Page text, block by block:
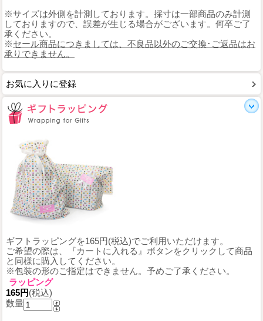
※サイズは外側を計測しております。採寸は一部商品のみ計測
しておりますので、誤差が生じる場合がございます。何卒ご了
承ください。
※セール商品につきましては、不良品以外のご交換･ご返品はお
承りできません。
お気に入りに登録
ギフトラッピングを165円(税込)でご利用いただけます。
ご希望の際は、『カートに入れる』ボタンをクリックして商品
と同様に購入してください。
※包装の形のご指定はできません。予めご了承ください。
ラッピング
165円(税込)
数量